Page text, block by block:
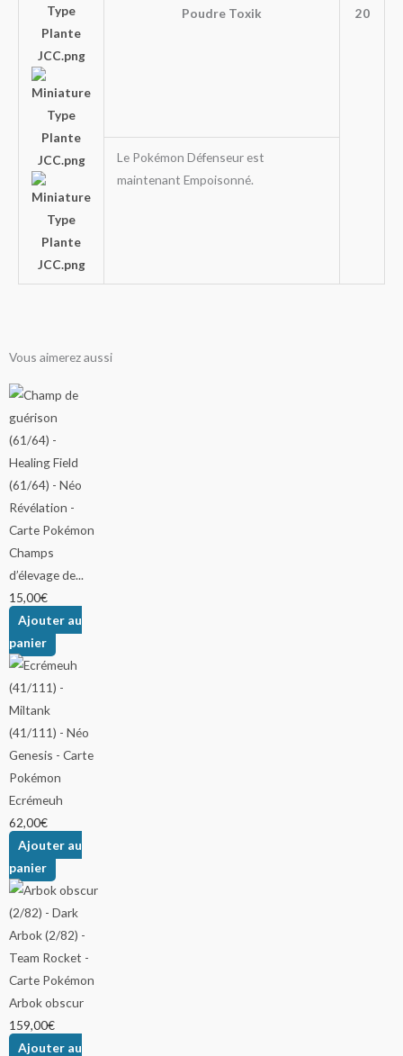
Poudre Toxik 20
Le Pokémon Défenseur est
maintenant Empoisonné.
Vous aimerez aussi
Champs
d’élevage de...
15,00€
Ajouter au
panier
Ecrémeuh
62,00€
Ajouter au
panier
Arbok obscur
159,00€
Ajouter au